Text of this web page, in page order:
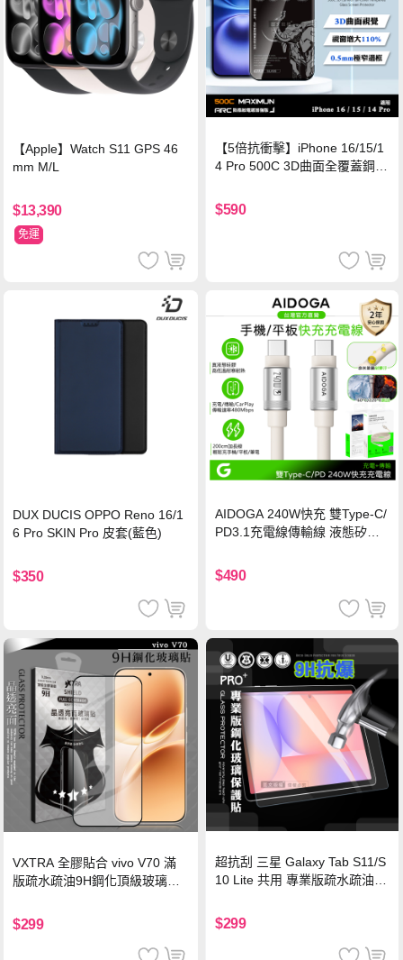
【Apple】Watch S11 GPS 46
mm M/L
$13,390
免運
【5倍抗衝擊】iPhone 16/15/1
4 Pro 500C 3D曲面全覆蓋鋼化
保護貼
$590
DUX DUCIS OPPO Reno 16/1
6 Pro SKIN Pro 皮套(藍色)
$350
AIDOGA 240W快充 雙Type-C/
PD3.1充電線傳輸線 液態矽膠
機/平板/筆電
$490
VXTRA 全膠貼合 vivo V70 滿
版疏水疏油9H鋼化頂級玻璃貼
$299
超抗刮 三星 Galaxy Tab S11/S
10 Lite 共用 專業版疏水疏油9
$299